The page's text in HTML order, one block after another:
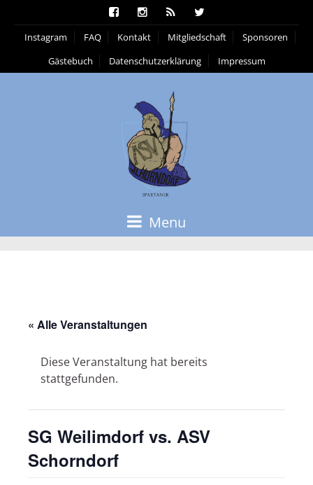
Instagram FAQ Kontakt Mitgliedschaft
Sponsoren
Gästebuch
Datenschutzerklärung Impressum
Menu
« Alle Veranstaltungen
Diese Veranstaltung hat bereits
stattgefunden.
SG Weilimdorf vs. ASV
Schorndorf